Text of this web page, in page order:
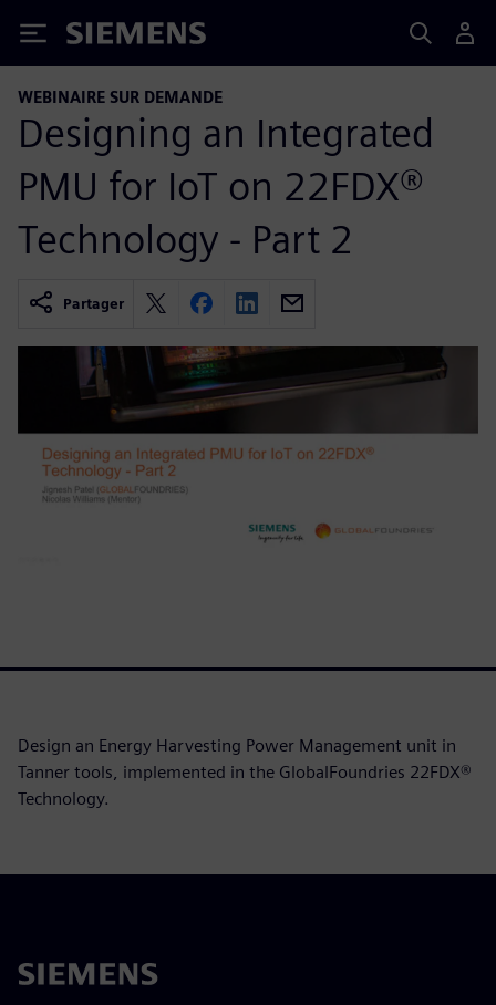
Siemens
WEBINAIRE SUR DEMANDE
Designing an Integrated
PMU for IoT on 22FDX®
Technology - Part 2
Partager
Design an Energy Harvesting Power Management unit in
Tanner tools, implemented in the GlobalFoundries 22FDX®
Technology.